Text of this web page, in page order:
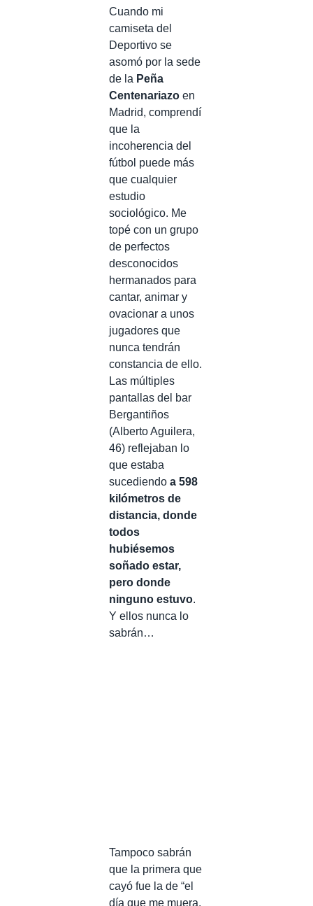
Cuando mi
camiseta del
Deportivo se
asomó por la sede
de la Peña
Centenariazo en
Madrid, comprendí
que la
incoherencia del
fútbol puede más
que cualquier
estudio
sociológico. Me
topé con un grupo
de perfectos
desconocidos
hermanados para
cantar, animar y
ovacionar a unos
jugadores que
nunca tendrán
constancia de ello.
Las múltiples
pantallas del bar
Bergantiños
(Alberto Aguilera,
46) reflejaban lo
que estaba
sucediendo a 598
kilómetros de
distancia, donde
todos
hubiésemos
soñado estar,
pero donde
ninguno estuvo.
Y ellos nunca lo
sabrán…
Tampoco sabrán
que la primera que
cayó fue la de “el
día que me muera,